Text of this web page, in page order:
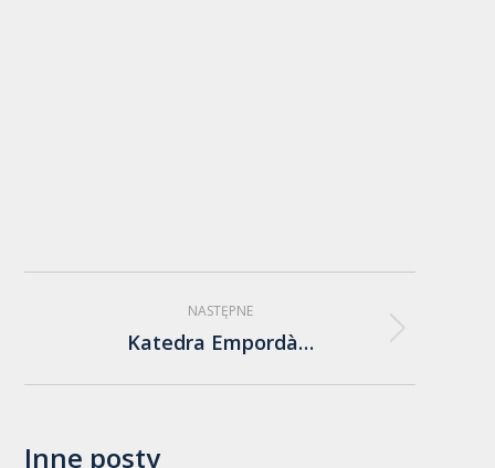
Nawigacja
wpisów
NASTĘPNE
Następny
Katedra Empordà…
Inne posty